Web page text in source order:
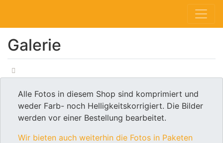
Galerie
Alle Fotos in diesem Shop sind komprimiert und
weder Farb- noch Helligkeitskorrigiert. Die Bilder
werden vor einer Bestellung bearbeitet.
Wir bieten auch weiterhin die Fotos in Paketen